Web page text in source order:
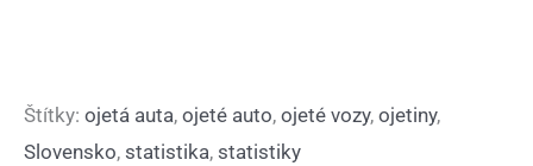
Štítky: ojetá auta, ojeté auto, ojeté vozy, ojetiny,
Slovensko, statistika, statistiky